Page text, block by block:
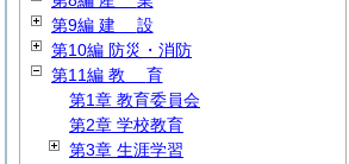
第9編 建 設
第10編 防災・消防
第11編 教 育
第1章 教育委員会
第2章 学校教育
第3章 生涯学習